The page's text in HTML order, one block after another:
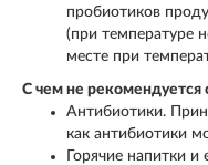
пробиотиков
(при температуре
месте при
С чем не рекомендуется
Антибиотики.
как антибиотики
Горячие напитки